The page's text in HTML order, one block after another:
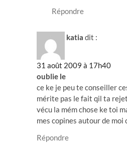
Répondre
katia dit :
31 août 2009 à 17h40
oublie le
ce ke je peu te conseiller
mérite pas le fait qil ta
vécu la mém chose ke toi
mes copines autour de
Répondre